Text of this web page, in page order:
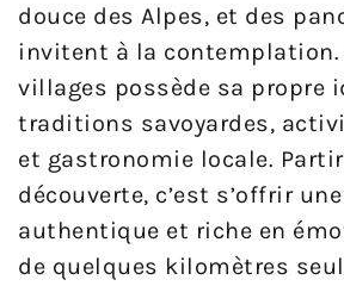
douce des Alpes, et des
invitent à la contemplation.
villages possède sa propre
traditions savoyardes,
et gastronomie locale.
découverte, c’est s’offrir
authentique et riche en
de quelques kilomètres